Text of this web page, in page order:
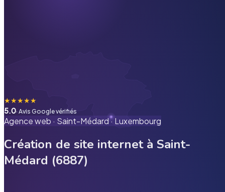
★★★★★
5.0· Avis Google vérifiés
Agence web · Saint-Médard·Luxembourg
Création de site internet à Saint-
Médard (6887)